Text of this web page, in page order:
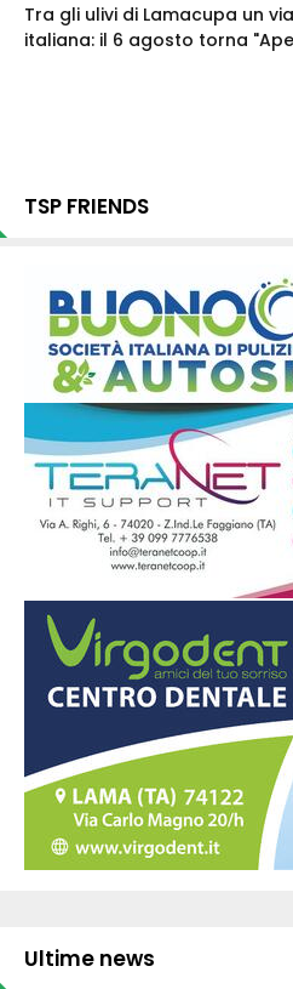
Tra gli ulivi di Lamacupa un
italiana: il 6 agosto torna
TSP FRIENDS
Ultime news